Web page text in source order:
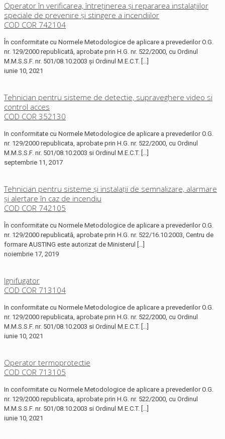
Operator în verificarea, întreţinerea şi repararea instalaţiilor
speciale de prevenire şi stingere a incendiilor
COD COR 742104
În conformitate cu Normele Metodologice de aplicare a prevederilor O.G.
nr. 129/2000 republicată, aprobate prin H.G. nr. 522/2000, cu Ordinul
M.M.S.S.F. nr. 501/08.10.2003 și Ordinul M.E.C.T. […]
iunie 10, 2021
Tehnician pentru sisteme de detectie, supraveghere video si
control acces
COD COR 352130
In conformitate cu Normele Metodologice de aplicare a prevederilor O.G.
nr. 129/2000 republicata, aprobate prin H.G. nr. 522/2000, cu Ordinul
M.M.S.S.F. nr. 501/08.10.2003 si Ordinul M.E.C.T. […]
septembrie 11, 2017
Tehnician pentru sisteme și instalații de semnalizare, alarmare
și alertare în caz de incendiu
COD COR 742105
În conformitate cu Normele Metodologice de aplicare a prevederilor O.G.
nr. 129/2000 republicată, aprobate prin H.G. nr. 522/16.10.2003, Centru de
formare AUSTING este autorizat de Ministerul
[…]
noiembrie 17, 2019
Ignifugator
COD COR 713104
In conformitate cu Normele Metodologice de aplicare a prevederilor O.G.
nr. 129/2000 republicata, aprobate prin H.G. nr. 522/2000, cu Ordinul
M.M.S.S.F. nr. 501/08.10.2003 si Ordinul M.E.C.T. […]
iunie 10, 2021
Operator termoprotectie
COD COR 713105
In conformitate cu Normele Metodologice de aplicare a prevederilor O.G.
nr. 129/2000 republicata, aprobate prin H.G. nr. 522/2000, cu Ordinul
M.M.S.S.F. nr. 501/08.10.2003 si Ordinul M.E.C.T. […]
iunie 10, 2021